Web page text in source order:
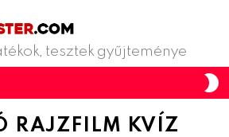
tesztek gyűjteménye
RAJZFILM KVÍZ